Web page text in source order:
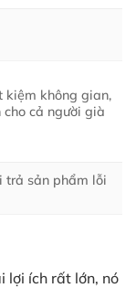
kiệm không gian,
cả người già
trả sản phẩm lỗi
lợi ích rất lớn, nó